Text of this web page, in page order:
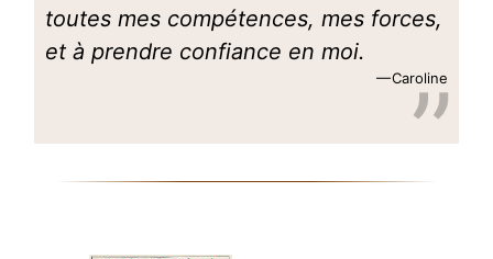
toutes mes compétences, mes forces,
et à prendre confiance en moi.
Caroline